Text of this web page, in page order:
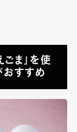
ま」を使
おすすめ